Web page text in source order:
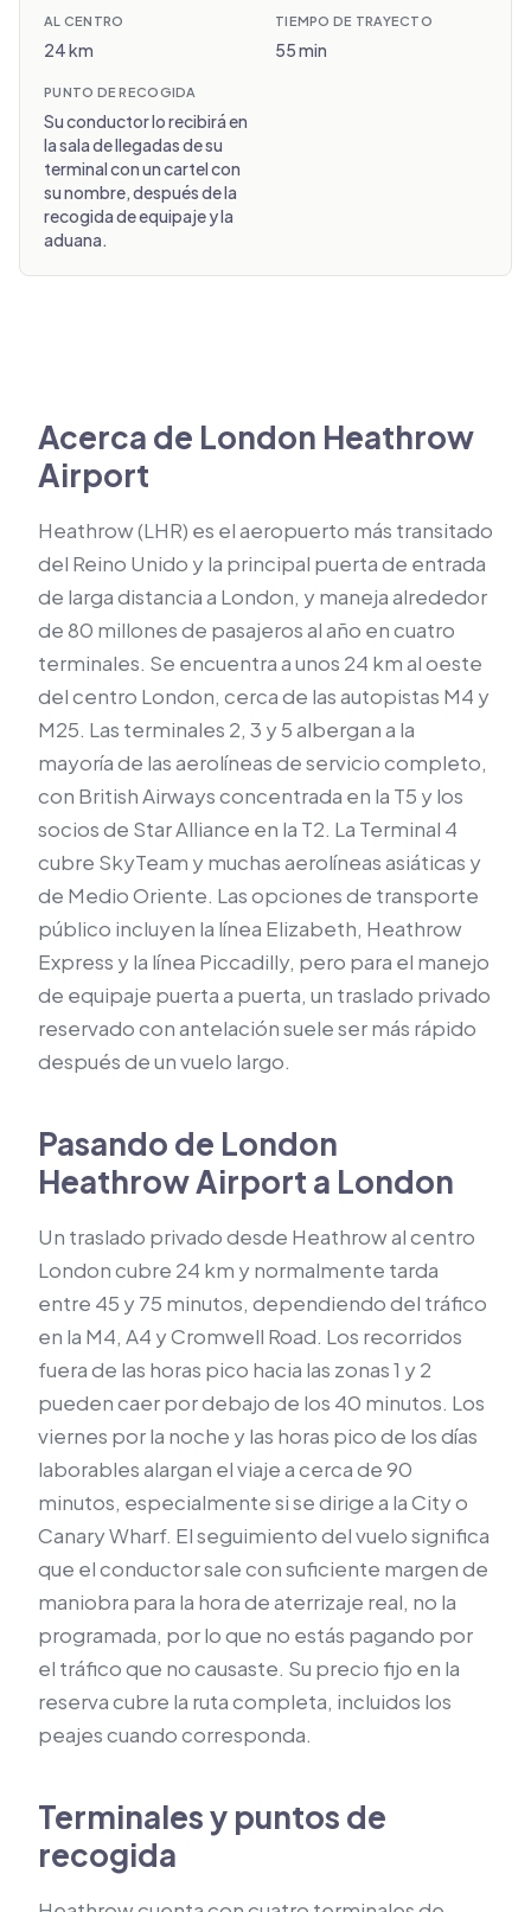
AL CENTRO
24 km
TIEMPO DE TRAYECTO
55 min
PUNTO DE RECOGIDA
Su conductor lo recibirá en
la sala de llegadas de su
terminal con un cartel con
su nombre, después de la
recogida de equipaje y la
aduana.
Acerca de London Heathrow
Airport
Heathrow (LHR) es el aeropuerto más transitado
del Reino Unido y la principal puerta de entrada
de larga distancia a London, y maneja alrededor
de 80 millones de pasajeros al año en cuatro
terminales. Se encuentra a unos 24 km al oeste
del centro London, cerca de las autopistas M4 y
M25. Las terminales 2, 3 y 5 albergan a la
mayoría de las aerolíneas de servicio completo,
con British Airways concentrada en la T5 y los
socios de Star Alliance en la T2. La Terminal 4
cubre SkyTeam y muchas aerolíneas asiáticas y
de Medio Oriente. Las opciones de transporte
público incluyen la línea Elizabeth, Heathrow
Express y la línea Piccadilly, pero para el manejo
de equipaje puerta a puerta, un traslado privado
reservado con antelación suele ser más rápido
después de un vuelo largo.
Pasando de London
Heathrow Airport a London
Un traslado privado desde Heathrow al centro
London cubre 24 km y normalmente tarda
entre 45 y 75 minutos, dependiendo del tráfico
en la M4, A4 y Cromwell Road. Los recorridos
fuera de las horas pico hacia las zonas 1 y 2
pueden caer por debajo de los 40 minutos. Los
viernes por la noche y las horas pico de los días
laborables alargan el viaje a cerca de 90
minutos, especialmente si se dirige a la City o
Canary Wharf. El seguimiento del vuelo significa
que el conductor sale con suficiente margen de
maniobra para la hora de aterrizaje real, no la
programada, por lo que no estás pagando por
el tráfico que no causaste. Su precio fijo en la
reserva cubre la ruta completa, incluidos los
peajes cuando corresponda.
Terminales y puntos de
recogida